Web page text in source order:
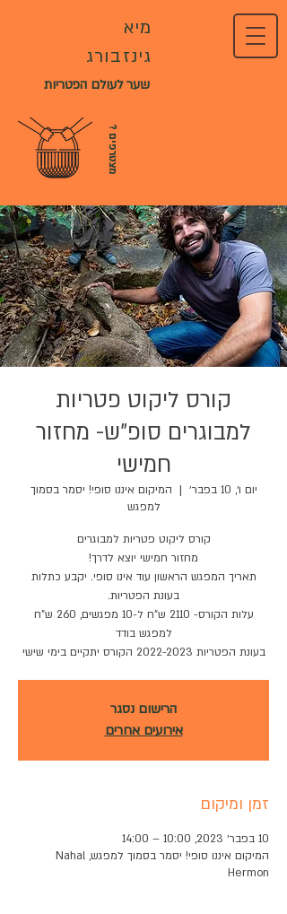
מיא
גינזבורג
שער לעולם הפטריות
?
מ
צ
ט
ר
פ
י
ם
קורס ליקוט פטריות
למבוגרים סופ"ש- מחזור
חמישי
יום ו׳, 10 בפבר׳
  |
המיקום איננו סופי! יסמר בסמוך
למפגש
תאריך המפגש הראשון עוד אינו סופי. יקבע כתלות
עלות הקורס- 2110 ש"ח ל-10 מפגשים, 260 ש"ח
בעונת הפטריות 2022-2023 הקורס יתקיים בימי שישי
הרישום נסגר
אירועים אחרים
זמן ומיקום
10 בפבר׳ 2023, 10:00 – 14:00
המיקום איננו סופי! יסמר בסמוך למפגש, Nahal
Hermon